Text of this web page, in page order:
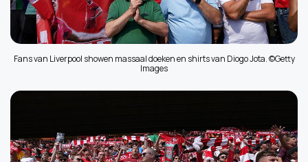
Fans van Liverpool showen massaal doeken en shirts van Diogo Jota. ©Getty
Images